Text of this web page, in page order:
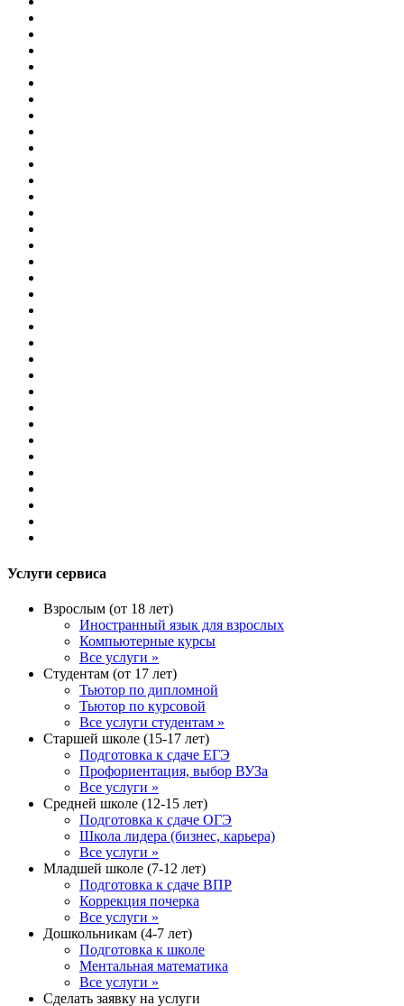
Услуги сервиса
Взрослым (от 18 лет)
Иностранный язык для взрослых
Компьютерные курсы
Все услуги »
Студентам (от 17 лет)
Тьютор по дипломной
Тьютор по курсовой
Все услуги студентам »
Старшей школе (15-17 лет)
Подготовка к сдаче ЕГЭ
Профориентация, выбор ВУЗа
Все услуги »
Средней школе (12-15 лет)
Подготовка к сдаче ОГЭ
Школа лидера (бизнес, карьера)
Все услуги »
Младшей школе (7-12 лет)
Подготовка к сдаче ВПР
Коррекция почерка
Все услуги »
Дошкольникам (4-7 лет)
Подготовка к школе
Ментальная математика
Все услуги »
Сделать заявку на услуги